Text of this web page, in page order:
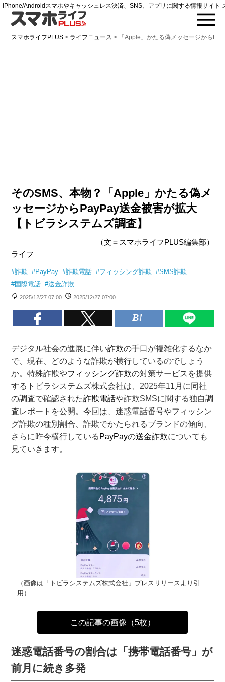
iPhone/Androidスマホやキャッシュレス決済、SNS、アプリに関する情報サイト
スマホライフPLUS > ライフニュース > 「Apple」かたる偽メッセージから
そのSMS、本物？「Apple」かたる偽メ
ッセージからPayPay送金被害が拡大
【トビラシステムズ調査】
（文＝スマホライフPLUS編集部）
ライフ
#詐欺 #PayPay #詐欺電話 #フィッシング詐欺 #SMS詐欺
#国際電話 #送金詐欺
2025/12/27 07:00 2025/12/27 07:00
デジタル社会の進展に伴い詐欺の手口が複雑化するなか
で、現在、どのような詐欺が横行しているのでしょう
か。特殊詐欺やフィッシング詐欺の対策サービスを提供
するトビラシステムズ株式会社は、2025年11月に同社
の調査で確認された詐欺電話や詐欺SMSに関する独自調
査レポートを公開。今回は、迷惑電話番号やフィッシン
グ詐欺の種別割合、詐欺でかたられるブランドの傾向、
さらに昨今横行している PayPayの送金詐欺についても
見ていきます。
（画像は「トビラシステムズ株式会社」プレスリリースより引
用）
この記事の画像（5枚）
迷惑電話番号の割合は「携帯電話番号」が
前月に続き多発